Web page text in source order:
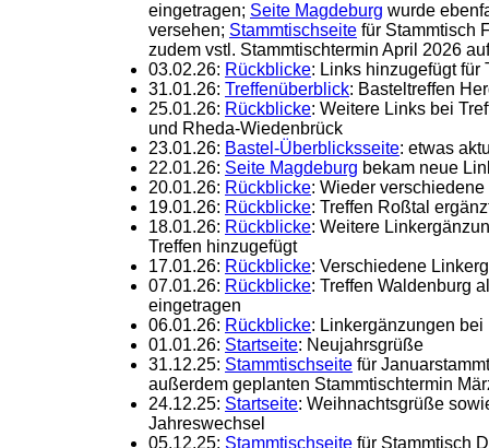
eingetragen; Seite Magdeburg wurde
versehen; Stammtischseite für Stammtisch
zudem vstl. Stammtischtermin April 2026
03.02.26: Rückblicke: Links hinzugefügt für
31.01.26: Treffenüberblick: Basteltreffen
25.01.26: Rückblicke: Weitere Links bei
und Rheda-Wiedenbrück
23.01.26: Bastel-Überblicksseite: etwas
22.01.26: Seite Magdeburg bekam neue
20.01.26: Rückblicke: Wieder
19.01.26: Rückblicke: Treffen Roßtal
18.01.26: Rückblicke: Weitere
Treffen hinzugefügt
17.01.26: Rückblicke: Verschiedene
07.01.26: Rückblicke: Treffen Waldenburg
eingetragen
06.01.26: Rückblicke: Linkergänzungen bei
01.01.26: Startseite: Neujahrsgrüße
31.12.25: Stammtischseite für
außerdem geplanten Stammtischtermin
24.12.25: Startseite: Weihnachtsgrüße
Jahreswechsel
05.12.25: Stammtischseite für Stammtisch